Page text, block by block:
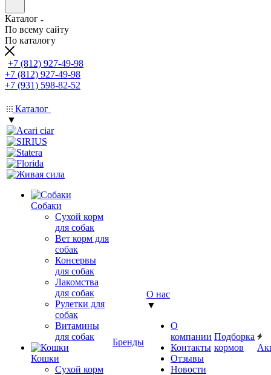
Каталог
По всему сайту
По каталогу
+7 (812) 927-49-98
+7 (812) 927-49-98
+7 (931) 598-82-52
Каталог
▼
Собаки
Сухой корм
для собак
Вет корм для
собак
Консервы
для собак
Лакомства
для собак
Рулетки для
собак
Витамины
для собак
Кошки
Сухой корм
Бренды
О нас
▼
О
компании
Контакты
Отзывы
Новости
Подборка
кормов